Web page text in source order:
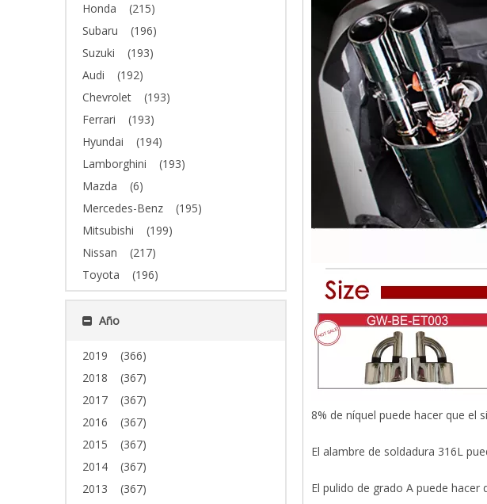
Honda
(215)
Subaru
(196)
Suzuki
(193)
Audi
(192)
Chevrolet
(193)
Ferrari
(193)
Hyundai
(194)
Lamborghini
(193)
Mazda
(6)
Mercedes-Benz
(195)
Mitsubishi
(199)
Nissan
(217)
Toyota
(196)
Año
2019
(366)
2018
(367)
2017
(367)
2016
(367)
2015
(367)
2014
(367)
2013
(367)
8% de níquel puede hacer que el
El alambre de soldadura 316L
El pulido de grado A puede